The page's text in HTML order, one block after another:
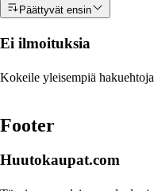
Päättyvät ensin
Ei ilmoituksia
Kokeile yleisempiä
Footer
Huutokaupat.com